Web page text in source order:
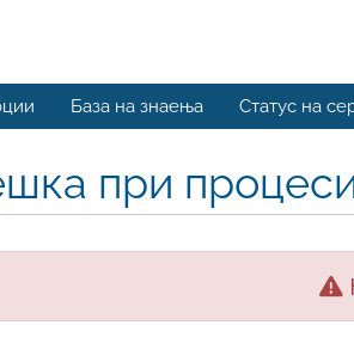
База на знаења Статус на
при